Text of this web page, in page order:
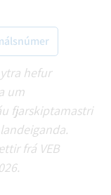
hefur
um
fjarskiptamastri
frá VEB